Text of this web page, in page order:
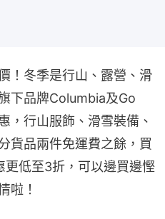
！冬季是行山、露營、滑
下品牌Columbia及Go
，行山服飾、滑雪裝備、
貨品兩件免運費之餘，買
更低至3折，可以邊買邊慳
啦！